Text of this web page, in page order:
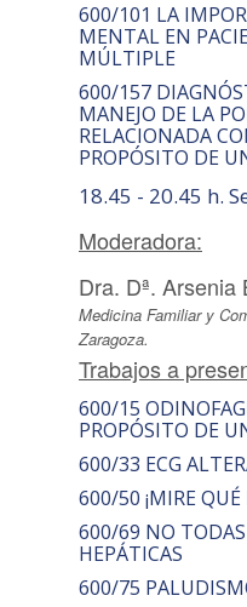
600/101 LA
MENTAL EN
MÚLTIPLE
600/157
MANEJO DE LA
RELACIONADA
PROPÓSITO DE
18.45 - 20.45 h.
Moderadora:
Dra. Dª.
Medicina Familiar y
Zaragoza.
Trabajos a
600/15
PROPÓSITO DE
600/33 ECG
600/50 ¡MIRE
600/69 NO
HEPÁTICAS
600/75